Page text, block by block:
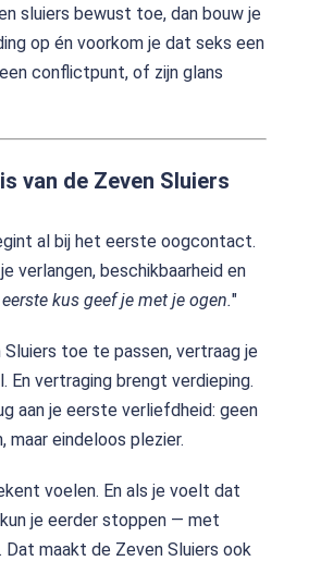
sluiers bewust toe, dan bouw je
op én voorkom je dat seks een
conflictpunt, of zijn glans
van de Zeven Sluiers
al bij het eerste oogcontact.
verlangen, beschikbaarheid en
eerste kus geef je met je ogen."
Sluiers toe te passen, vertraag je
En vertraging brengt verdieping.
aan je eerste verliefdheid: geen
maar eindeloos plezier.
voelen. En als je voelt dat
je eerder stoppen — met
Dat maakt de Zeven Sluiers ook